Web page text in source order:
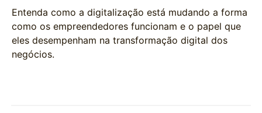
Entenda como a digitalização está mudando a forma
como os empreendedores funcionam e o papel que
eles desempenham na transformação digital dos
negócios.